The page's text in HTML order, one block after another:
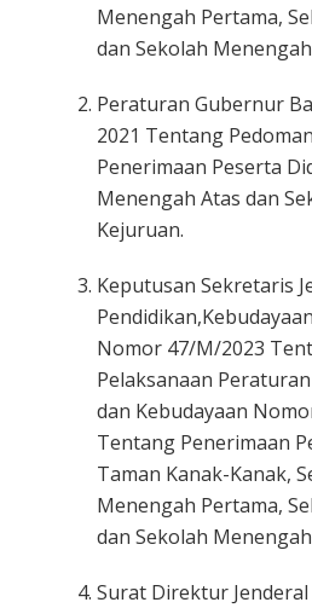
Menengah Pertama,
dan Sekolah
Peraturan Gubernur
2021 Tentang
Penerimaan Peserta
Menengah Atas dan
Kejuruan.
Keputusan Sekretaris
Nomor 47/M/2023
Pelaksanaan
dan Kebudayaan
Tentang Penerimaan
Taman Kanak-Kanak,
Menengah Pertama,
dan Sekolah
Surat Direktur